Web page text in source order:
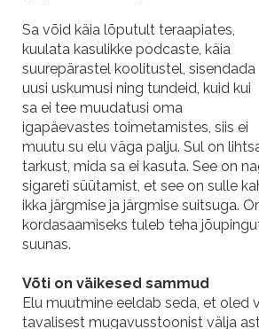
Sa võid käia lõputult teraapiates,
kuulata kasulikke podcaste, käia
suurepärastel koolitustel, sisendada
uusi uskumusi ning tundeid, kuid kui
sa ei tee muudatusi oma
igapäevastes toimetamistes, siis ei
muutu su elu väga palju. Sul on
tarkust, mida sa ei kasuta. See on
sigareti süütamist, et see on sulle
ikka järgmise ja järgmise suitsuga.
kordasaamiseks tuleb teha
suunas.
Võti on väikesed sammud
Elu muutmine eeldab seda, et oled
tavalisest mugavusstoonist välja